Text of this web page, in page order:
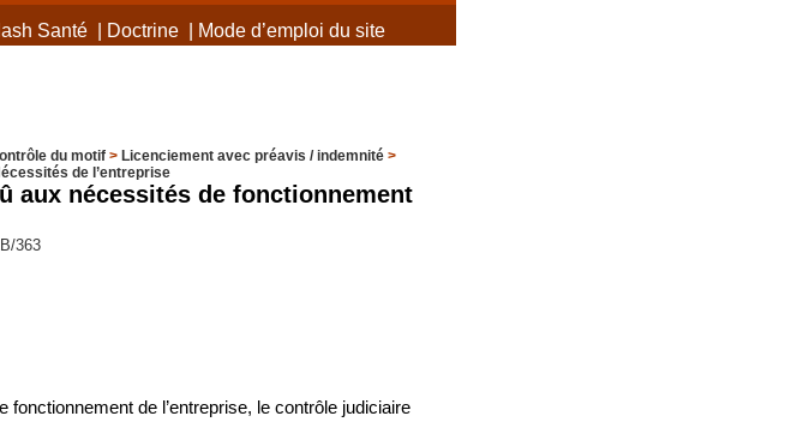
Santé| Doctrine| Mode d’emploi du site
du motif> Licenciement avec préavis / indemnité>
de l’entreprise
aux nécessités de fonctionnement
363
de l’entreprise, le contrôle judiciaire